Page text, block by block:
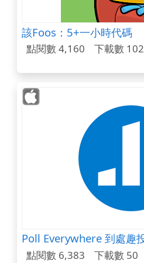
該Foos：5+一小時代碼
點閱數 4,160 下載數 102
點閱數 6,383 下載數 50